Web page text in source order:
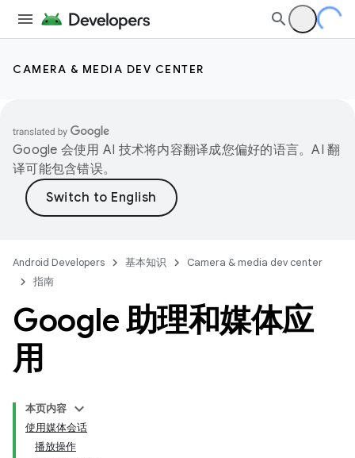
CAMERA & MEDIA DEV CENTER
Google 会使用 AI 技术将内容翻译成您偏好的语言。AI 翻
译可能包含错误。
Android Developers 基本知识
Camera & media dev center
指南
Google 助理和媒体应
用
本页内容
使用媒体会话
播放操作